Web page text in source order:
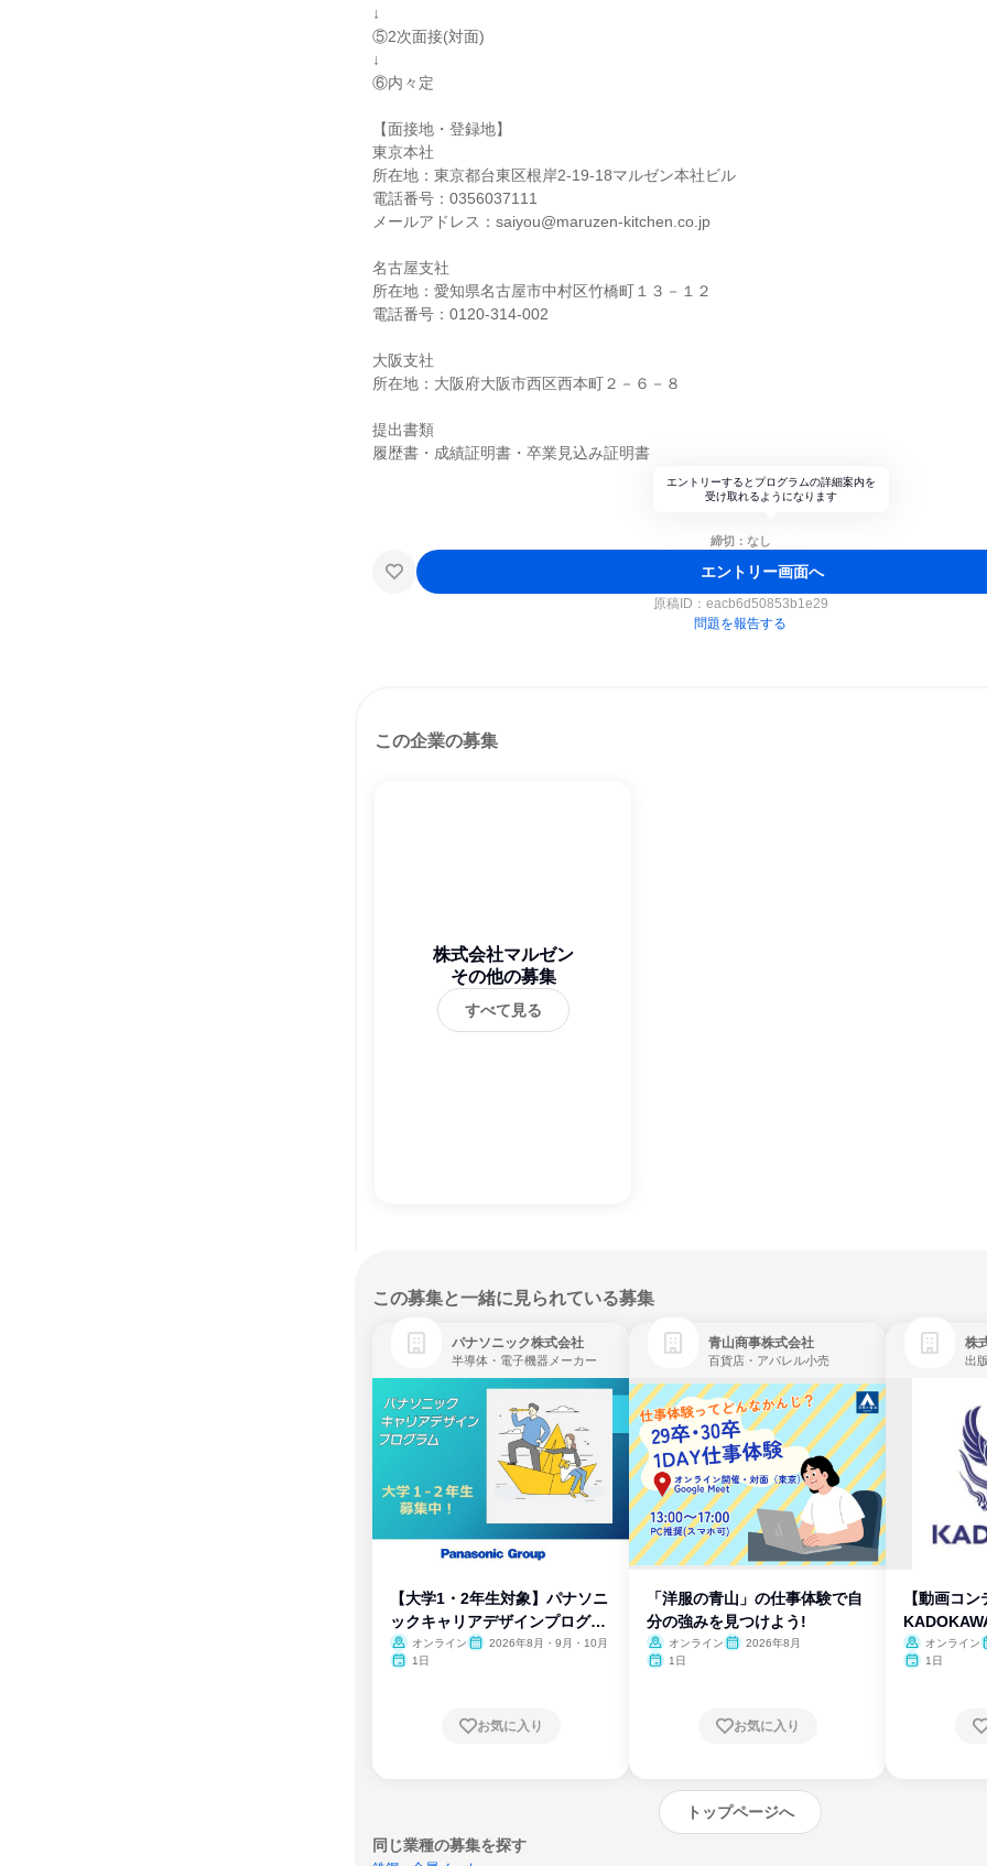
↓
⑤2次面接(対面)
↓
⑥内々定
【面接地・登録地】
東京本社
所在地：東京都台東区根岸2-19-18マルゼン本社ビル
電話番号：0356037111
メールアドレス：saiyou@maruzen-kitchen.co.jp
名古屋支社
所在地：愛知県名古屋市中村区竹橋町１３－１２
電話番号：0120-314-002
大阪支社
所在地：大阪府大阪市西区西本町２－６－８
提出書類
履歴書・成績証明書・卒業見込み証明書
エントリーするとプログラムの詳細案内を
受け取れるようになります
締切：なし
エントリー画面へ
原稿ID： eacb6d50853b1e29
問題を報告する
この企業の募集
株式会社マルゼン
その他の募集
すべて見る
この募集と一緒に見られている募集
パナソニック株式会社
半導体・電子機器メーカー
【大学1・2年生対象】パナソニ
ックキャリアデザインプログラ
ム
オンライン
2026年8月・9月・10月
1日
お気に入り
青山商事株式会社
百貨店・アパレル小売
「洋服の青山」の仕事体験で自
分の強みを見つけよう!
オンライン
2026年8月
1日
お気に入り
株
出
【動画コン
オンライン
1日
トップページへ
同じ業種の募集を探す